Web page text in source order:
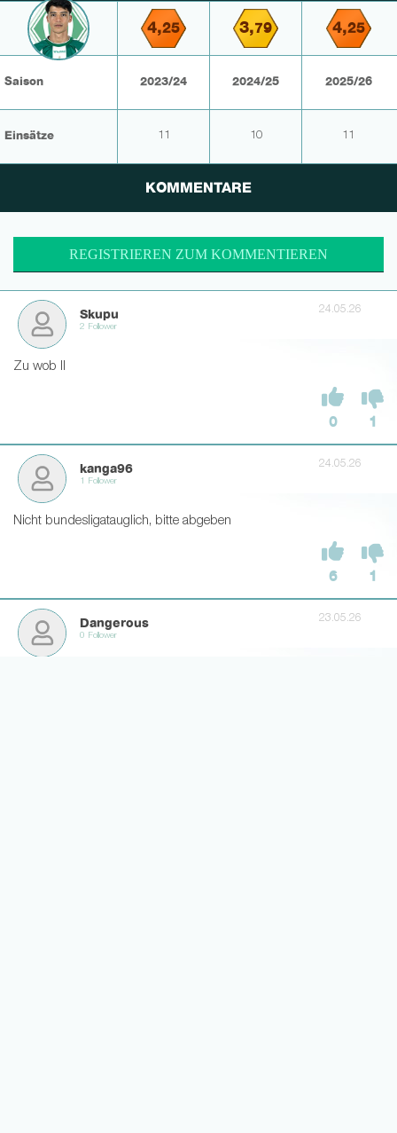
4,25 3,79 4,25
Saison 2023/24 2024/25 2025/26
Einsätze 11 10 11
KOMMENTARE
REGISTRIEREN ZUM KOMMENTIEREN
Skupu
2 Follower
24.05.26
Zu wob II
0 1
kanga96
1 Follower
24.05.26
Nicht bundesligatauglich, bitte abgeben
6 1
Dangerous
0 Follower
23.05.26